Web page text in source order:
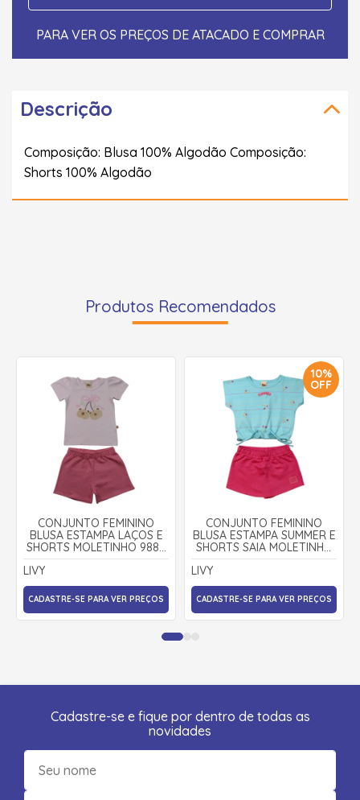
PARA VER OS PREÇOS DE ATACADO E COMPRAR
Descrição
Composição: Blusa 100% Algodão Composição:
Shorts 100% Algodão
Produtos Recomendados
CONJUNTO FEMININO
BLUSA ESTAMPA LAÇOS E
SHORTS MOLETINHO 9880
- LIVY
LIVY
CADASTRE-SE PARA VER PREÇOS
10%
OFF
CONJUNTO FEMININO
BLUSA ESTAMPA SUMMER E
SHORTS SAIA MOLETINHO
9249 - LIVY
LIVY
CADASTRE-SE PARA VER PREÇOS
Cadastre-se e fique por dentro de todas as
novidades